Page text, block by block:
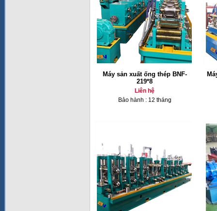
Máy sản xuất ống thép BNF-
219*8
Liên hệ
Bảo hành : 12 tháng